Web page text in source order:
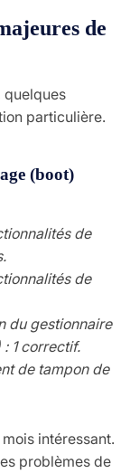
de
quelques
particulière.
(boot)
de
de
du gestionnaire
1 correctif.
de tampon de
intéressant.
problèmes de